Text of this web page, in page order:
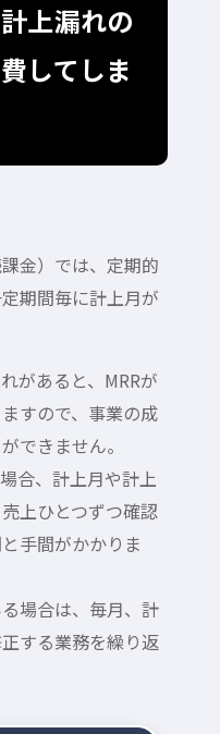
上漏れの
してしま
金）では、定期的
期間毎に計上月が
があると、MRRが
すので、事業の成
できません。
合、計上月や計上
上ひとつずつ確認
手間がかかりま
場合は、毎月、計
する業務を繰り返